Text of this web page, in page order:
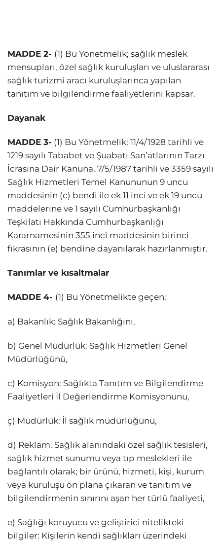
MADDE 2- (1) Bu Yönetmelik; sağlık meslek
mensupları, özel sağlık kuruluşları ve uluslararası
sağlık turizmi aracı kuruluşlarınca yapılan
tanıtım ve bilgilendirme faaliyetlerini kapsar.
Dayanak
MADDE 3- (1) Bu Yönetmelik; 11/4/1928 tarihli ve
1219 sayılı Tababet ve Şuabatı San’atlarının Tarzı
İcrasına Dair Kanuna, 7/5/1987 tarihli ve 3359 sayılı
Sağlık Hizmetleri Temel Kanununun 9 uncu
maddesinin (c) bendi ile ek 11 inci ve ek 19 uncu
maddelerine ve 1 sayılı Cumhurbaşkanlığı
Teşkilatı Hakkında Cumhurbaşkanlığı
Kararnamesinin 355 inci maddesinin birinci
fıkrasının (e) bendine dayanılarak hazırlanmıştır.
Tanımlar ve kısaltmalar
MADDE 4- (1) Bu Yönetmelikte geçen;
a) Bakanlık: Sağlık Bakanlığını,
b) Genel Müdürlük: Sağlık Hizmetleri Genel
Müdürlüğünü,
c) Komisyon: Sağlıkta Tanıtım ve Bilgilendirme
Faaliyetleri İl Değerlendirme Komisyonunu,
ç) Müdürlük: İl sağlık müdürlüğünü,
d) Reklam: Sağlık alanındaki özel sağlık tesisleri,
sağlık hizmet sunumu veya tıp meslekleri ile
bağlantılı olarak; bir ürünü, hizmeti, kişi, kurum
veya kuruluşu ön plana çıkaran ve tanıtım ve
bilgilendirmenin sınırını aşan her türlü faaliyeti,
e) Sağlığı koruyucu ve geliştirici nitelikteki
bilgiler: Kişilerin kendi sağlıkları üzerindeki